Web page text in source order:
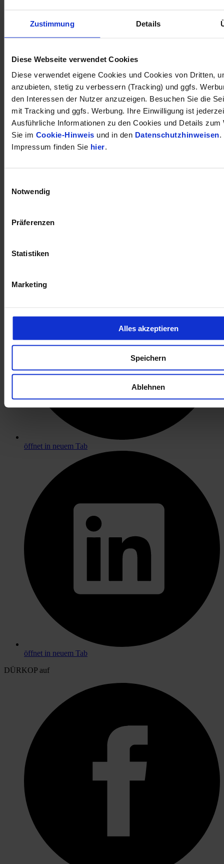
Zustimmung Details
Diese Webseite verwendet Cookies
Diese verwendet eigene Cookies und Cookies von Dritten,
anzubieten, stetig zu verbessern (Tracking) und ggfs.
den Interessen der Nutzer anzuzeigen. Besuchen Sie die
mit Tracking und ggfs. Werbung. Ihre Einwilligung ist
Ausführliche Informationen zu den Cookies und Details zum
Sie im Cookie-Hinweis und in den Datenschutzhinweisen.
Impressum finden Sie hier.
Notwendig
Präferenzen
Statistiken
Marketing
Alles akzeptieren
Speichern
Ablehnen
öffnet in neuem Tab
öffnet in neuem Tab
DÜRKOP auf